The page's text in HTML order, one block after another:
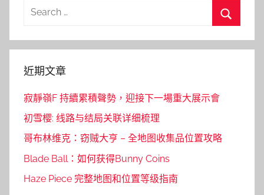
Search
近期文章
寂靜嶺F 持續累積聲勢，迎接下一場重大展示會
初雪樱: 线路与结局关联详细梳理
哥布林维克：窃贼大亨 – 全地图收集品位置攻略
Blade Ball：如何获得Bunny Coins
Haze Piece 完整地图和位置等级指南